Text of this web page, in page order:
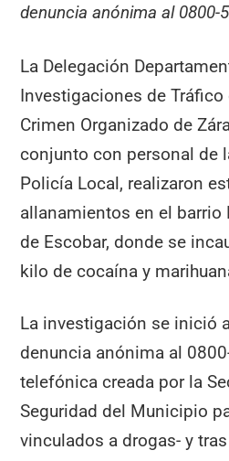
denuncia anónima al 0800-
La Delegación
Investigaciones de
Crimen Organizado de
conjunto con personal de
Policía Local, realizaron
allanamientos en el barrio
de Escobar, donde se
kilo de cocaína y
La investigación se inició
denuncia anónima al
telefónica creada por la
Seguridad del Municipio
vinculados a drogas- y